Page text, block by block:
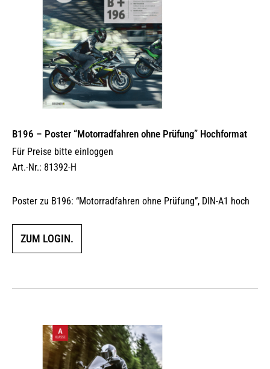
B196 – Poster “Motorradfahren ohne Prüfung” Hochformat
Für Preise bitte einloggen
Art.-Nr.: 81392-H
Poster zu B196: “Motorradfahren ohne Prüfung”, DIN-A1 hoch
ZUM LOGIN.